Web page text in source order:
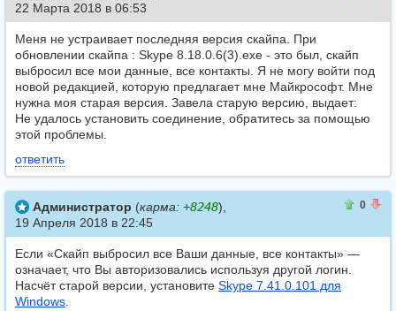
22 Марта 2018 в 06:53
Меня не устраивает последняя версия скайпа. При
обновлении скайпа : Skype 8.18.0.6(3).exe - это был, скайп
выбросил все мои данные, все контакты. Я не могу войти под
новой редакцией, которую предлагает мне Майкрософт. Мне
нужна моя старая версия. Завела старую версию, выдает:
Не удалось установить соединение, обратитесь за помощью
этой проблемы.
ответить
0
Администратор (карма: +8248),
19 Апреля 2018 в 22:45
Если «Скайп выбросил все Ваши данные, все контакты» —
означает, что Вы авторизовались используя другой логин.
Насчёт старой версии, установите Skype 7.41.0.101 для
Windows